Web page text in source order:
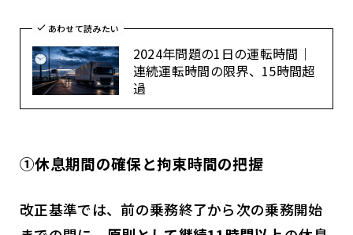
あわせて読みたい
2024年問題の1日の運転時間｜
連続運転時間の限界、15時間超
過
①休息期間の確保と拘束時間の把握
改正基準では、前の乗務終了から次の乗務開始